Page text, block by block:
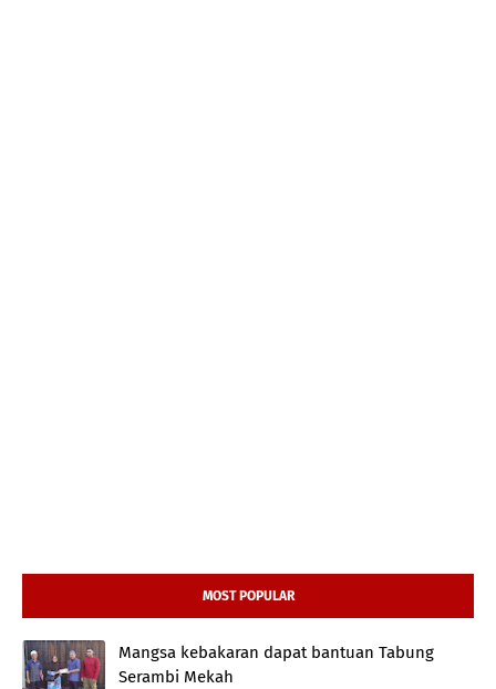
MOST POPULAR
Mangsa kebakaran dapat bantuan Tabung
Serambi Mekah